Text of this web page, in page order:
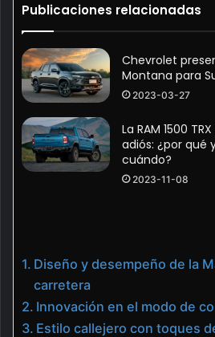
Publicaciones relacionadas
Chevrolet
Montana para
2023-03-27
La RAM 1500
adiós: ¿por qué
cuándo?
2023-11-08
Diseño y desempeño de la
carretera
Innovación en el modo de
Estilo callejero con toques